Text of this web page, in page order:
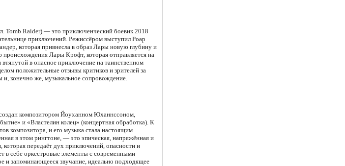
Tomb Raider) — это приключенческий боевик 2018
приключений. Режиссёром выступил Роар
которая привнесла в образ Лары новую глубину и
происхождения Лары Крофт, которая отправляется на
в опасное приключение на таинственном
положительные отзывы критиков и зрителей за
конечно же, музыкальное сопровождение.
композитором Йоуханном Юханнссоном,
и «Властелин колец» (концертная обработка). К
композитора, и его музыка стала настоящим
в этом рингтоне, — это эпическая, напряжённая и
которая передаёт дух приключений, опасности и
в себе оркестровые элементы с современными
и запоминающееся звучание, идеально подходящее